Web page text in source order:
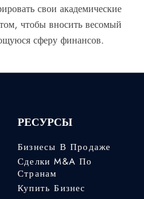
свои академические
чтобы вносить весомый
сферу финансов.
РЕСУРСЫ
Бизнесы В Продаже
Сделки M&A По
Странам
Купить Бизнес